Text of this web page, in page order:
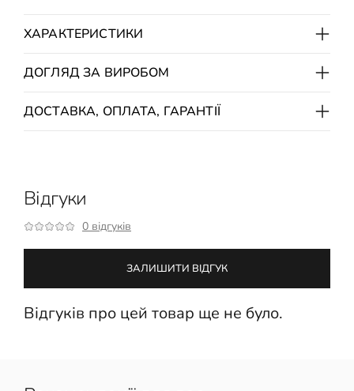
ХАРАКТЕРИСТИКИ
ДОГЛЯД ЗА ВИРОБОМ
ДОСТАВКА, ОПЛАТА, ГАРАНТІЇ
Відгуки
0 відгуків
ЗАЛИШИТИ ВІДГУК
Відгуків про цей товар ще не було.